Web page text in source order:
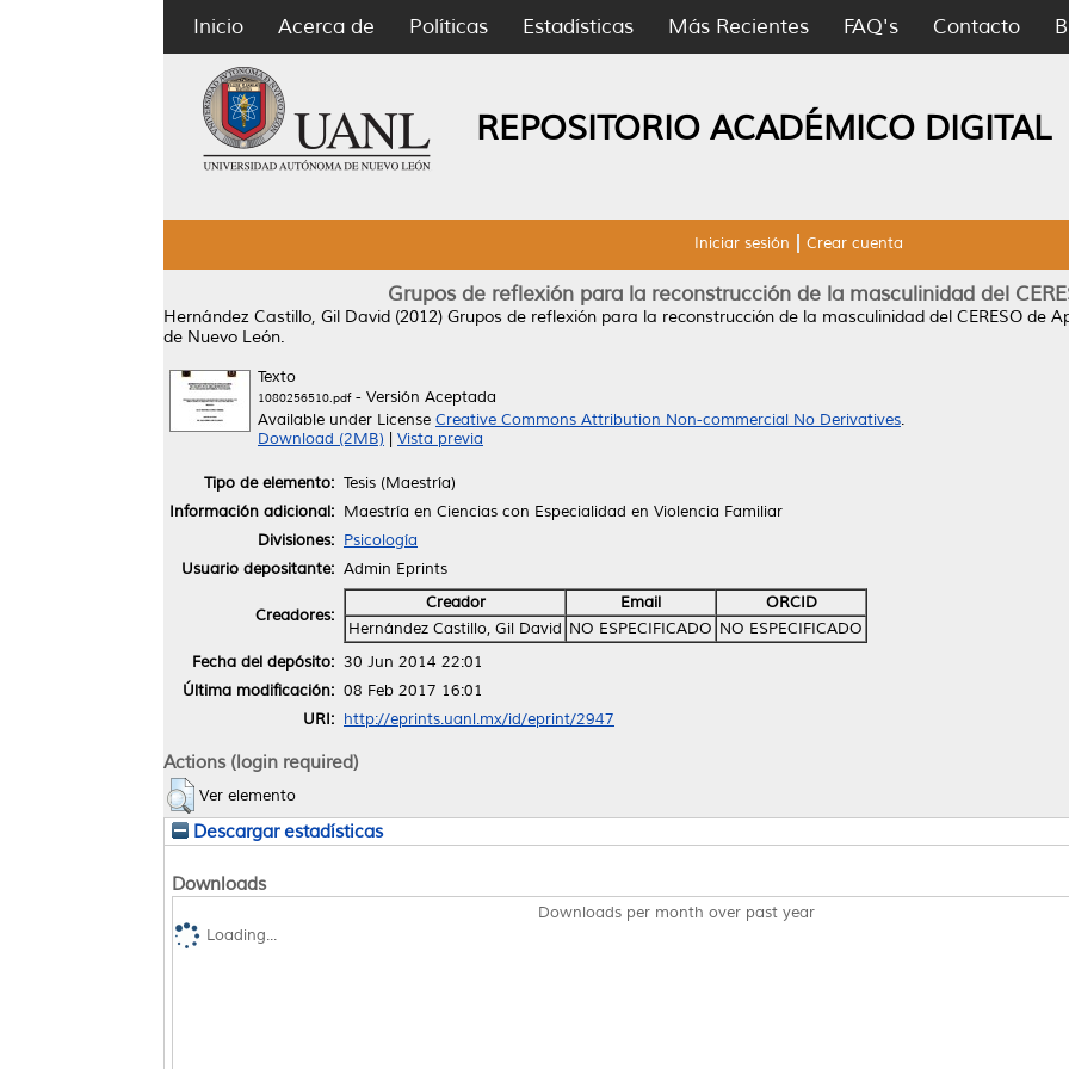
Inicio Acerca de Políticas Estadísticas Más Recientes FAQ's Contacto
REPOSITORIO ACADÉMICO DIGITAL
Iniciar sesión Crear cuenta
Grupos de reflexión para la reconstrucción de la masculinidad del
Hernández Castillo, Gil David (2012) Grupos de reflexión para la reconstrucción de la masculinidad del CERESO de
de Nuevo León.
Texto
1080256510.pdf- Versión Aceptada
Available under License Creative Commons Attribution Non-commercial No Derivatives.
Download (2MB)
Vista previa
Tipo de elemento: Tesis (Maestría)
Información adicional: Maestría en Ciencias con Especialidad en Violencia Familiar
Divisiones: Psicología
Usuario depositante: Admin Eprints
Creadores:
Creador Email
ORCID
Hernández Castillo, Gil David NO ESPECIFICADO NO ESPECIFICADO
Fecha del depósito: 30 Jun 2014 22:01
Última modificación: 08 Feb 2017 16:01
URI: http://eprints.uanl.mx/id/eprint/2947
Actions (login required)
Ver elemento
Descargar estadísticas
Downloads
Downloads per month over past year
Loading...